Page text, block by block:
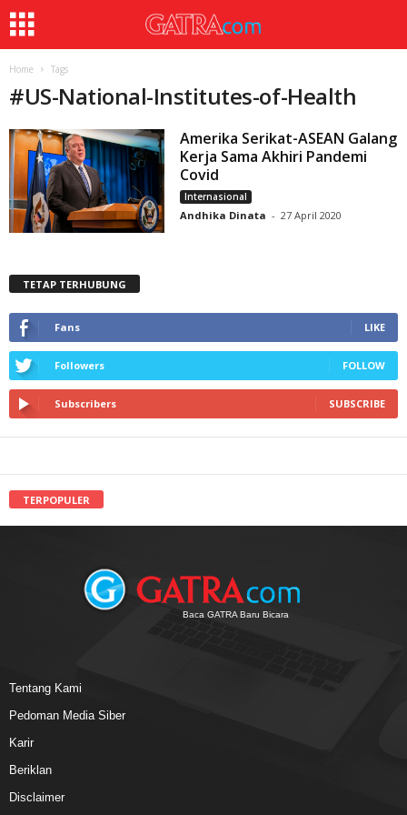
Home Tags
#US-National-Institutes-of-Health
Amerika Serikat-ASEAN Galang
Kerja Sama Akhiri Pandemi
Covid
Internasional
Andhika Dinata - 27 April 2020
TETAP TERHUBUNG
Fans LIKE
Followers FOLLOW
Subscribers SUBSCRIBE
TERPOPULER
Baca GATRA Baru Bicara
Tentang Kami
Pedoman Media Siber
Karir
Beriklan
Disclaimer